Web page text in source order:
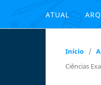
ATUAL
Início /
Ciências